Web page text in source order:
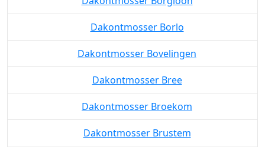
Dakontmosser Borlo
Dakontmosser Bovelingen
Dakontmosser Bree
Dakontmosser Broekom
Dakontmosser Brustem